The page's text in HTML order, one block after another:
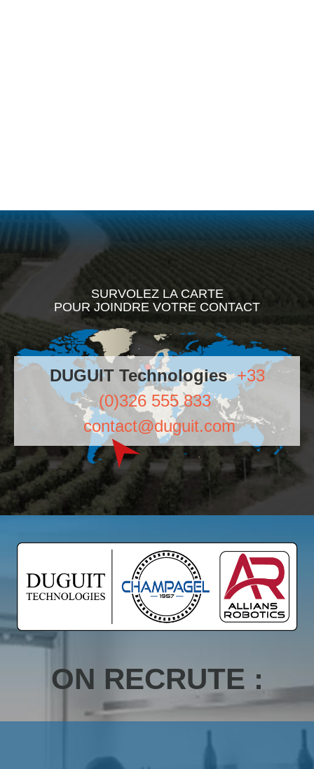
SURVOLEZ LA CARTE
POUR JOINDRE VOTRE CONTACT
DUGUIT Technologies +33
(0)326 555 833
contact@duguit.com
ON RECRUTE :